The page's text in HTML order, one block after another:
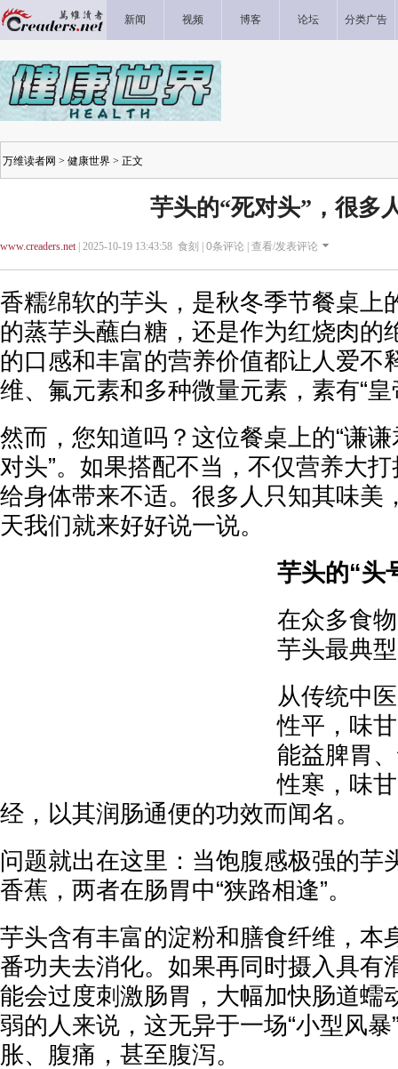
新闻 视频 博客 论坛 分类广告
万维读者网 > 健康世界 > 正文
芋头的“死对头”，很多
www.creaders.net| 2025-10-19 13:43:58 食刻 | 0条评论 | 查看/发表评论
香糯绵软的芋头，是秋冬季节餐桌上
的蒸芋头蘸白糖，还是作为红烧肉的
的口感和丰富的营养价值都让人爱不
维、氟元素和多种微量元素，素有“
然而，您知道吗？这位餐桌上的“谦谦
对头”。如果搭配不当，不仅营养大
给身体带来不适。很多人只知其味美
天我们就来好好说一说。
芋头的“头
在众多食
芋头最典
从传统中
性平，味
能益脾胃
性寒，味
经，以其润肠通便的功效而闻名。
问题就出在这里：当饱腹感极强的芋
香蕉，两者在肠胃中“狭路相逢”。
芋头含有丰富的淀粉和膳食纤维，本
番功夫去消化。如果再同时摄入具有
能会过度刺激肠胃，大幅加快肠道蠕
弱的人来说，这无异于一场“小型风
胀、腹痛，甚至腹泻。